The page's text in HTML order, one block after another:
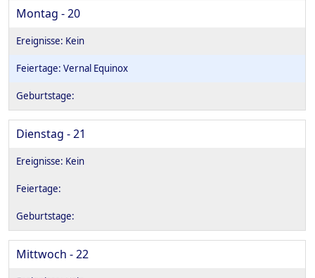
Montag - 20
Vernal Equinox
Dienstag - 21
Mittwoch - 22